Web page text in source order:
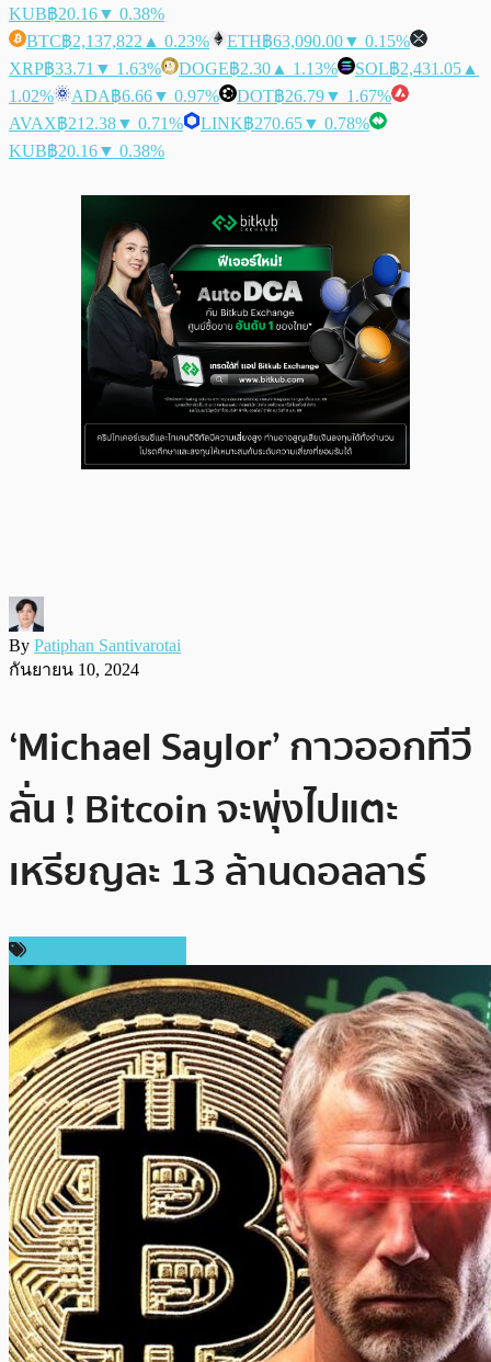
KUB฿20.16▼ 0.38%
BTC฿2,137,822 ▲ 0.23% ETH฿63,090.00▼ 0.15%
XRP฿33.71 ▼ 1.63% DOGE฿2.30 ▲ 1.13% SOL฿2,431.05 ▲
1.02%
ADA฿6.66▼ 0.97% DOT฿26.79▼ 1.67%
AVAX฿212.38▼ 0.71% LINK฿270.65▼ 0.78%
KUB฿20.16▼ 0.38%
By Patiphan Santivarotai
กันยายน 10, 2024
‘Michael Saylor’ กาวออกทีวี
ลั่น ! Bitcoin จะพุ่งไปแตะ
เหรียญละ 13 ล้านดอลลาร์